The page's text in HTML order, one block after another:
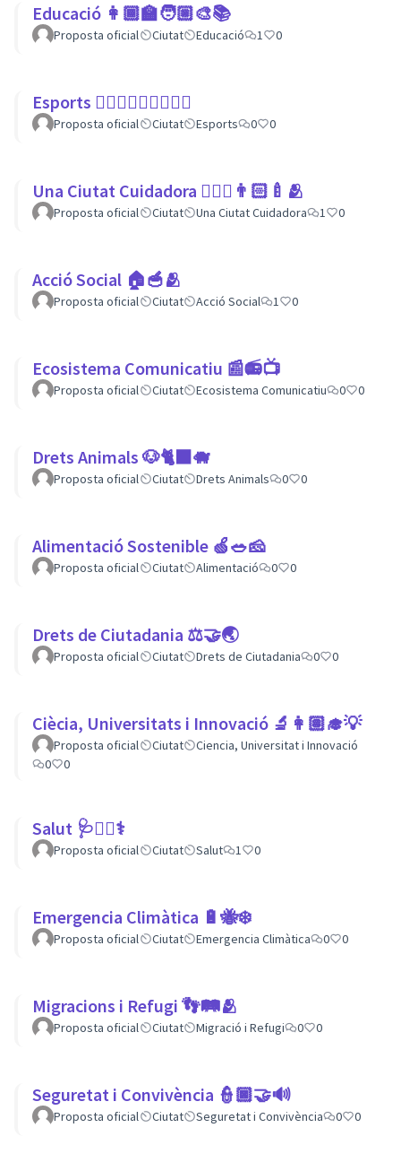
Educació 👩🏾‍🏫🧑🏼‍🎨📚
Proposta oficial Ciutat Educació 1 0
Esports 🏃🏾‍♀⛹🏼‍♀🏄🏼‍♂
Proposta oficial Ciutat Esports 0 0
Una Ciutat Cuidadora 💆🏾‍♀️👨🏻‍🍼🫂
Proposta oficial Ciutat Una Ciutat Cuidadora 1 0
Acció Social 🏠🥣🫂
Proposta oficial Ciutat Acció Social 1 0
Ecosistema Comunicatiu 📰📻📺
Proposta oficial Ciutat Ecosistema Comunicatiu 0 0
Drets Animals 🐶🐈‍⬛️🐗
Proposta oficial Ciutat Drets Animals 0 0
Alimentació Sostenible 🍏🥗🧀
Proposta oficial Ciutat Alimentació 0 0
Drets de Ciutadania ⚖️🤝🌏
Proposta oficial Ciutat Drets de Ciutadania 0 0
Ciècia, Universitats i Innovació 🔬👩🏽‍🎓💡
Proposta oficial Ciutat
Ciencia, Universitat i Innovació
0
0
Salut 🩺👩‍⚕️⚕
Proposta oficial Ciutat Salut 1 0
Emergencia Climàtica 🔋🐝❄️
Proposta oficial Ciutat Emergencia Climàtica 0 0
Migracions i Refugi 👣🛤🫂
Proposta oficial Ciutat Migració i Refugi 0 0
Seguretat i Convivència 👮🏿🤝🔊
Proposta oficial Ciutat Seguretat i Convivència 0 0